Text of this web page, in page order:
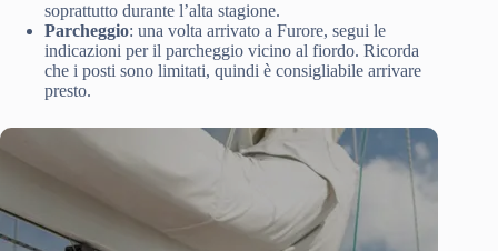
soprattutto durante l’alta stagione.
Parcheggio: una volta arrivato a Furore, segui le
indicazioni per il parcheggio vicino al fiordo. Ricorda
che i posti sono limitati, quindi è consigliabile arrivare
presto.